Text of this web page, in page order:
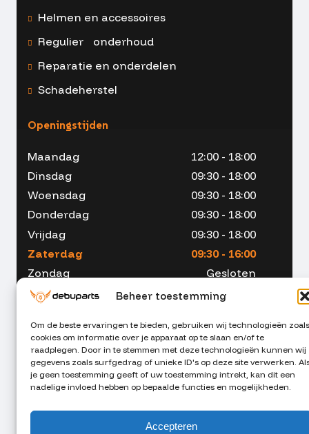
Beheer toestemming
Om de beste ervaringen te bieden, gebruiken wij technologieën zoals
cookies om informatie over je apparaat op te slaan en/of te
raadplegen. Door in te stemmen met deze technologieën kunnen wij
gegevens zoals surfgedrag of unieke ID's op deze site verwerken.
je geen toestemming geeft of uw toestemming intrekt, kan dit een
nadelige invloed hebben op bepaalde functies en mogelijkheden.
Accepteren
Helmen en accessoires
Regulier onderhoud
Reparatie en onderdelen
Schadeherstel
Openingstijden
Maandag
12:00 - 18:00
Dinsdag
09:30 - 18:00
Woensdag
09:30 - 18:00
Donderdag
09:30 - 18:00
Vrijdag
09:30 - 18:00
Zaterdag
09:30 - 16:00
Zondag
Gesloten
053 - 234 00 90
info@debuparts.nl